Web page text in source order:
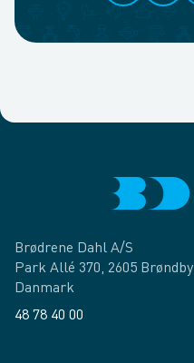
Brødrene Dahl A/S
Park Allé 370, 2605 Brøndby
Danmark
48 78 40 00